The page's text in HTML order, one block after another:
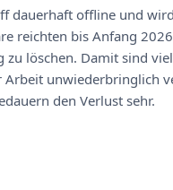
dauerhaft offline und
reichten bis Anfang
zu löschen. Damit sind
Arbeit unwiederbringlich
den Verlust sehr.